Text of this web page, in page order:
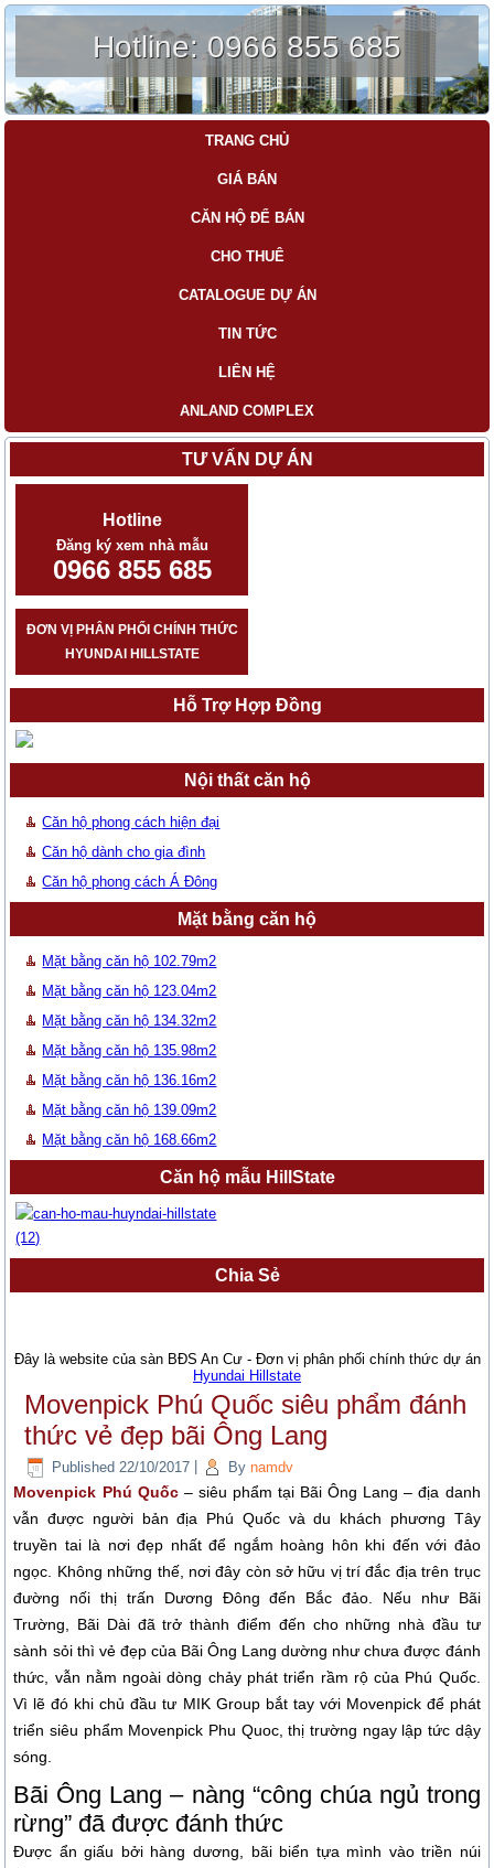
Hotline:0966 855 685
TRANG CHỦ
GIÁ BÁN
CĂN HỘ ĐỂ BÁN
CHO THUÊ
CATALOGUE DỰ ÁN
TIN TỨC
LIÊN HỆ
ANLAND COMPLEX
TƯ VẤN DỰ ÁN
Hotline
Đăng ký xem nhà mẫu
0966 855 685
ĐƠN VỊ PHÂN PHỐI CHÍNH THỨC
HYUNDAI HILLSTATE
Hỗ Trợ Hợp Đồng
Nội thất căn hộ
Căn hộ phong cách hiện đại
Căn hộ dành cho gia đình
Căn hộ phong cách Á Đông
Mặt bằng căn hộ
Mặt bằng căn hộ 102.79m2
Mặt bằng căn hộ 123.04m2
Mặt bằng căn hộ 134.32m2
Mặt bằng căn hộ 135.98m2
Mặt bằng căn hộ 136.16m2
Mặt bằng căn hộ 139.09m2
Mặt bằng căn hộ 168.66m2
Căn hộ mẫu HillState
Chia Sẻ
Đây là website của sàn BĐS An Cư - Đơn vị phân phối chính thức dự án
Hyundai Hillstate
Movenpick Phú Quốc siêu phẩm đánh
thức vẻ đẹp bãi Ông Lang
Published 22/10/2017 By namdv
Movenpick Phú Quốc– siêu phẩm tại Bãi Ông Lang – địa danh
vẫn được người bản địa Phú Quốc và du khách phương Tây
truyền tai là nơi đẹp nhất để ngắm hoàng hôn khi đến với đảo
ngọc. Không những thế, nơi đây còn sở hữu vị trí đắc địa trên trục
đường nối thị trấn Dương Đông đến Bắc đảo. Nếu như Bãi
Trường, Bãi Dài đã trở thành điểm đến cho những nhà đầu tư
sành sỏi thì vẻ đẹp của Bãi Ông Lang dường như chưa được đánh
thức, vẫn nằm ngoài dòng chảy phát triển rầm rộ của Phú Quốc.
Vì lẽ đó khi chủ đầu tư MIK Group bắt tay với Movenpick để phát
triển siêu phẩm Movenpick Phu Quoc, thị trường ngay lập tức dậy
sóng.
Bãi Ông Lang – nàng “công chúa ngủ trong
rừng” đã được đánh thức
Được ẩn giấu bởi hàng dương, bãi biển tựa mình vào triền núi